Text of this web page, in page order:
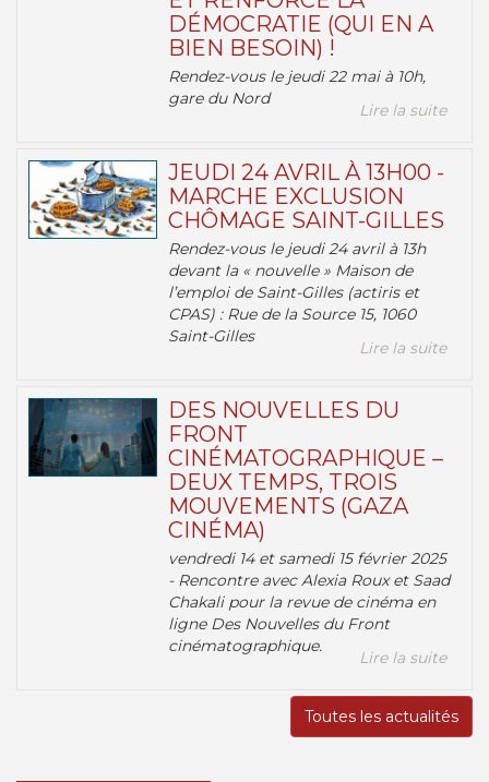
DÉMOCRATIE (QUI EN A
BIEN BESOIN) !
Rendez-vous le jeudi 22 mai à 10h,
gare du Nord
Lire la suite
JEUDI 24 AVRIL À 13H00 -
MARCHE EXCLUSION
CHÔMAGE SAINT-GILLES
Rendez-vous le jeudi 24 avril à 13h
devant la « nouvelle » Maison de
l’emploi de Saint-Gilles (actiris et
CPAS) : Rue de la Source 15, 1060
Saint-Gilles
Lire la suite
DES NOUVELLES DU
FRONT
CINÉMATOGRAPHIQUE –
DEUX TEMPS, TROIS
MOUVEMENTS (GAZA
CINÉMA)
vendredi 14 et samedi 15 février 2025
- Rencontre avec Alexia Roux et Saad
Chakali pour la revue de cinéma en
ligne Des Nouvelles du Front
cinématographique.
Lire la suite
Toutes les actualités